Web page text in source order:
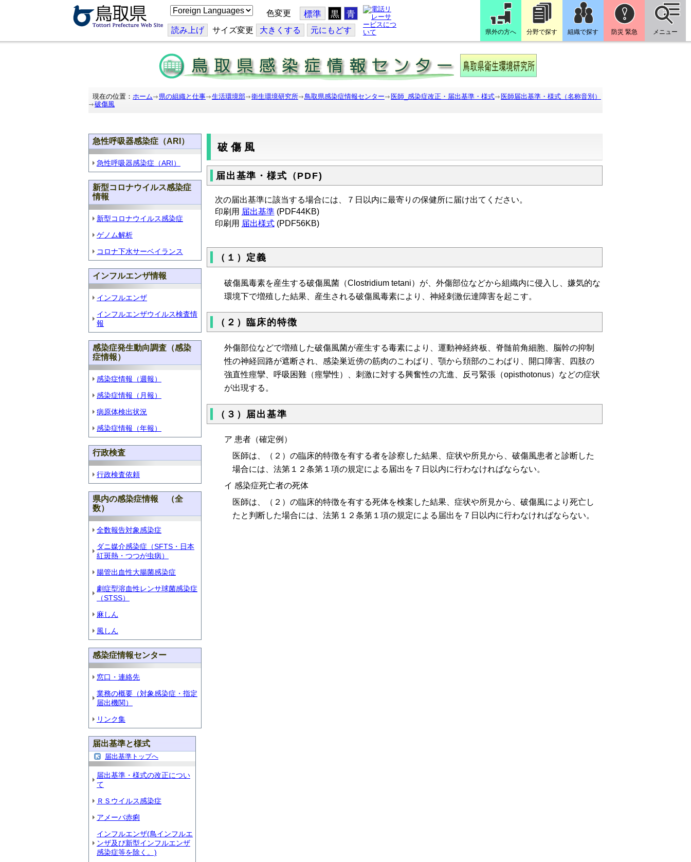
こ
の
ジ
を
翻
訳
す
る
色変更 標準 黒 青
読み上げ サイズ変更 大きくする 元にもどす 県外の方へ 分野で探す 組織で探す 防災 緊急 メニュー
現在の位置： ホーム 県の組織と仕事 生活環境部 衛生環境研究所 鳥取県感染症情報センター 医師_感染症改正・届出基準・様式
医師届出基準・様式（名称音別）
破傷風
急性呼吸器感染症（ARI）
急性呼吸器感染症（ARI）
新型コロナウイルス感染症
情報
新型コロナウイルス感染症
ゲノム解析
コロナ下水サーベイランス
インフルエンザ情報
インフルエンザ
インフルエンザウイルス検査情
報
感染症発生動向調査（感染
症情報）
感染症情報（週報）
感染症情報（月報）
病原体検出状況
感染症情報（年報）
行政検査
行政検査依頼
県内の感染症情報 （全
数）
全数報告対象感染症
ダニ媒介感染症（SFTS・日本
紅斑熱・つつが虫病）
腸管出血性大腸菌感染症
劇症型溶血性レンサ球菌感染症
（STSS）
麻しん
風しん
感染症情報センター
窓口・連絡先
業務の概要（対象感染症・指定
届出機関）
リンク集
届出基準と様式
届出基準トップへ
届出基準・様式の改正につい
て
ＲＳウイルス感染症
アメーバ赤痢
インフルエンザ(鳥インフルエ
ンザ及び新型インフルエンザ
感染症等を除く。)
破傷風
届出基準・様式（PDF)
次の届出基準に該当する場合には、７日以内に最寄りの保健所に届け出てください。
印刷用 届出基準(PDF44KB)
印刷用 届出様式(PDF56KB)
（１）定義
破傷風毒素を産生する破傷風菌（Clostridium tetani）が、外傷部位などから組織内に侵入し、嫌気的な
環境下で増殖した結果、産生される破傷風毒素により、神経刺激伝達障害を起こす。
（２）臨床的特徴
外傷部位などで増殖した破傷風菌が産生する毒素により、運動神経終板、脊髄前角細胞、脳幹の抑制
性の神経回路が遮断され、感染巣近傍の筋肉のこわばり、顎から頚部のこわばり、開口障害、四肢の
強直性痙攣、呼吸困難（痙攣性）、刺激に対する興奮性の亢進、反弓緊張（opisthotonus）などの症状
が出現する。
（３）届出基準
ア 患者（確定例）
医師は、（２）の臨床的特徴を有する者を診察した結果、症状や所見から、破傷風患者と診断した
場合には、法第１２条第１項の規定による届出を７日以内に行わなければならない。
イ 感染症死亡者の死体
医師は、（２）の臨床的特徴を有する死体を検案した結果、症状や所見から、破傷風により死亡し
たと判断した場合には、法第１２条第１項の規定による届出を７日以内に行わなければならない。